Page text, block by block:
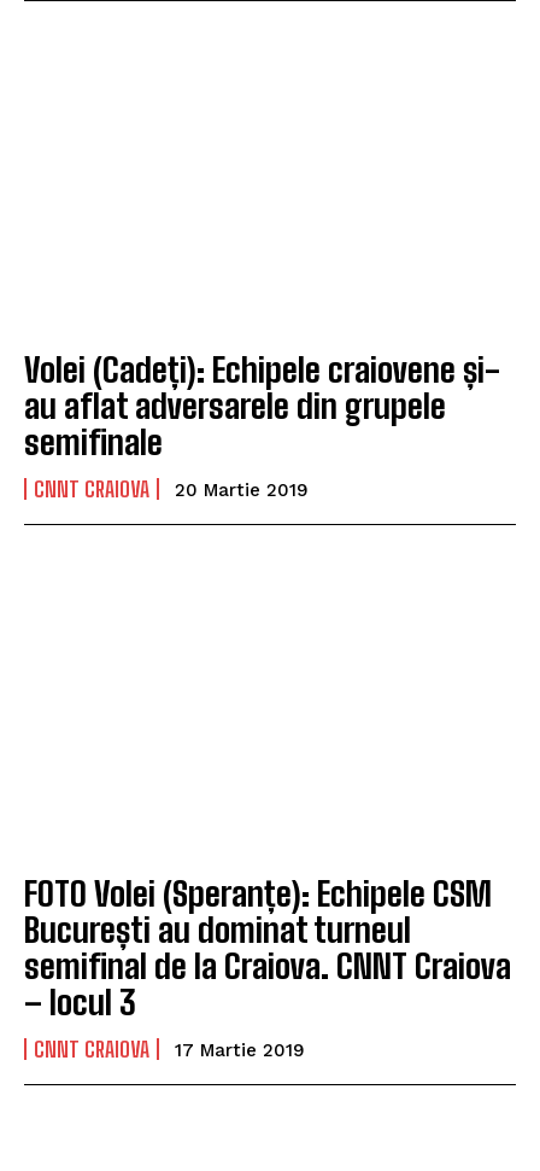
Volei (Cadeți): Echipele craiovene și-
au aflat adversarele din grupele
semifinale
CNNT CRAIOVA 20 Martie 2019
FOTO Volei (Speranțe): Echipele CSM
București au dominat turneul
semifinal de la Craiova. CNNT Craiova
– locul 3
CNNT CRAIOVA 17 Martie 2019